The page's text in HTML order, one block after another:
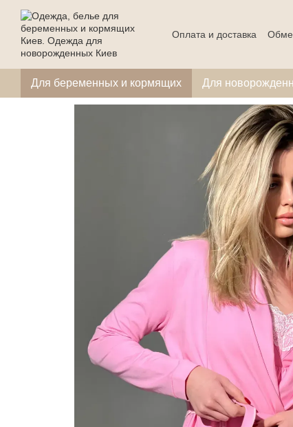
Перейти к основному контенту
Оплата и доставка
Для беременных и кормящих Для